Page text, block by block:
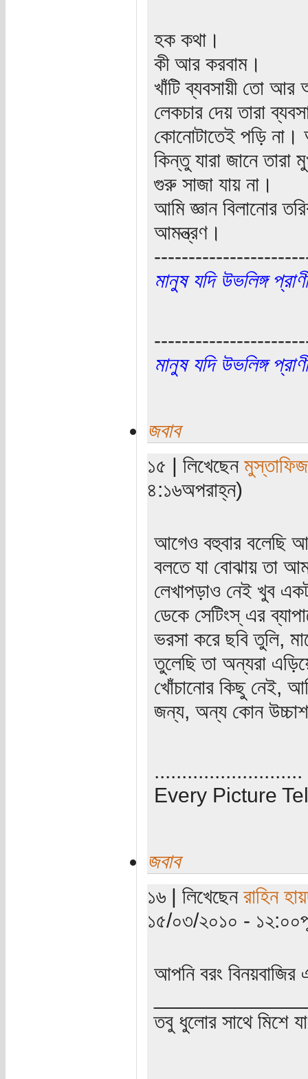
হক কথা।
কী আর করবাম।
খাঁটি ব্যবসায়ী তো আর
লেকচার দেয় তারা
কোনোটাতেই পড়ি না।
কিন্তু যারা জানে
গুরু সাজা যায় না।
আমি জ্ঞান বিলানোর
আমন্ত্রণ।
মানুষ যদি উভলিঙ্গ
মানুষ যদি উভলিঙ্গ
জবাব
১৫ | লিখেছেন মুস্তাফিজ
৪:১৬অপরাহ্ন)
আগেও বহুবার বলেছি
বলতে যা বোঝায় তা
লেখাপড়াও নেই খুব
ডেকে সেটিংস্‌ এর
ভরসা করে ছবি তুলি,
তুলেছি তা অন্যরা
খোঁচানোর কিছু নেই,
জন্য, অন্য কোন
...........................
Every Picture
জবাব
১৬ | লিখেছেন রাহিন
১৫/০৩/২০১০ -
আপনি বরং
তবু ধুলোর সাথে মিশে